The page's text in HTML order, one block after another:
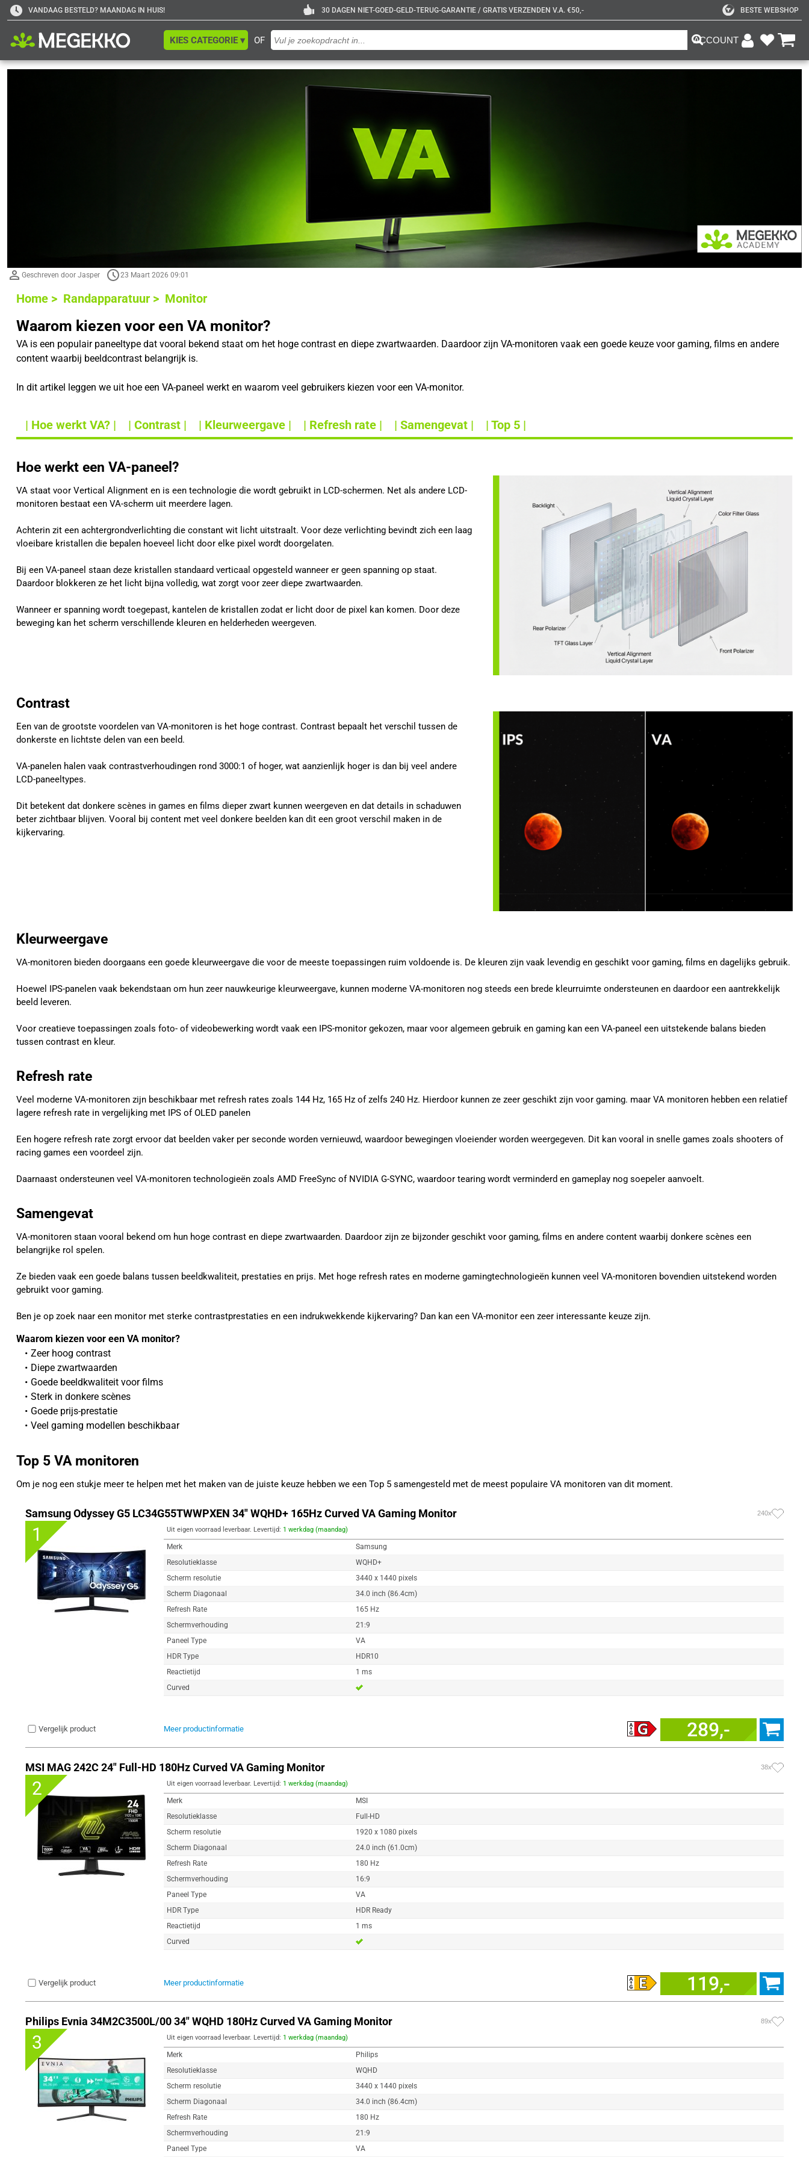
VANDAAG BESTELD? MAANDAG IN HUIS! 30 DAGEN NIET-GOED-GELD-TERUG-GARANTIE / GRATIS VERZENDEN V.A. €50,- BESTE WEBSHOP
OF
KIES CATEGORIE ▾ ACCOUNT
Geschreven door Jasper 23 Maart 2026 09:01
Home > Randapparatuur > Monitor
Waarom kiezen voor een VA monitor?
VA is een populair paneeltype dat vooral bekend staat om het hoge contrast en diepe zwartwaarden. Daardoor zijn VA-monitoren vaak een goede keuze voor gaming, films en andere
content waarbij beeldcontrast belangrijk is.
In dit artikel leggen we uit hoe een VA-paneel werkt en waarom veel gebruikers kiezen voor een VA-monitor.
| Hoe werkt VA? | | Contrast | | Kleurweergave | | Refresh rate | | Samengevat | | Top 5 |
Hoe werkt een VA-paneel?
VA staat voor Vertical Alignment en is een technologie die wordt gebruikt in LCD-schermen. Net als andere LCD-
monitoren bestaat een VA-scherm uit meerdere lagen.
Achterin zit een achtergrondverlichting die constant wit licht uitstraalt. Voor deze verlichting bevindt zich een laag
vloeibare kristallen die bepalen hoeveel licht door elke pixel wordt doorgelaten.
Bij een VA-paneel staan deze kristallen standaard verticaal opgesteld wanneer er geen spanning op staat.
Daardoor blokkeren ze het licht bijna volledig, wat zorgt voor zeer diepe zwartwaarden.
Wanneer er spanning wordt toegepast, kantelen de kristallen zodat er licht door de pixel kan komen. Door deze
beweging kan het scherm verschillende kleuren en helderheden weergeven.
Contrast
Een van de grootste voordelen van VA-monitoren is het hoge contrast. Contrast bepaalt het verschil tussen de
donkerste en lichtste delen van een beeld.
VA-panelen halen vaak contrastverhoudingen rond 3000:1 of hoger, wat aanzienlijk hoger is dan bij veel andere
LCD-paneeltypes.
Dit betekent dat donkere scènes in games en films dieper zwart kunnen weergeven en dat details in schaduwen
beter zichtbaar blijven. Vooral bij content met veel donkere beelden kan dit een groot verschil maken in de
kijkervaring.
Kleurweergave
VA-monitoren bieden doorgaans een goede kleurweergave die voor de meeste toepassingen ruim voldoende is. De kleuren zijn vaak levendig en geschikt voor gaming, films en dagelijks gebruik.
Hoewel IPS-panelen vaak bekendstaan om hun zeer nauwkeurige kleurweergave, kunnen moderne VA-monitoren nog steeds een brede kleurruimte ondersteunen en daardoor een aantrekkelijk
beeld leveren.
Voor creatieve toepassingen zoals foto- of videobewerking wordt vaak een IPS-monitor gekozen, maar voor algemeen gebruik en gaming kan een VA-paneel een uitstekende balans bieden
tussen contrast en kleur.
Refresh rate
Veel moderne VA-monitoren zijn beschikbaar met refresh rates zoals 144 Hz, 165 Hz of zelfs 240 Hz. Hierdoor kunnen ze zeer geschikt zijn voor gaming. maar VA monitoren hebben een relatief
lagere refresh rate in vergelijking met IPS of OLED panelen
Een hogere refresh rate zorgt ervoor dat beelden vaker per seconde worden vernieuwd, waardoor bewegingen vloeiender worden weergegeven. Dit kan vooral in snelle games zoals shooters of
racing games een voordeel zijn.
Daarnaast ondersteunen veel VA-monitoren technologieën zoals AMD FreeSync of NVIDIA G-SYNC, waardoor tearing wordt verminderd en gameplay nog soepeler aanvoelt.
Samengevat
VA-monitoren staan vooral bekend om hun hoge contrast en diepe zwartwaarden. Daardoor zijn ze bijzonder geschikt voor gaming, films en andere content waarbij donkere scènes een
belangrijke rol spelen.
Ze bieden vaak een goede balans tussen beeldkwaliteit, prestaties en prijs. Met hoge refresh rates en moderne gamingtechnologieën kunnen veel VA-monitoren bovendien uitstekend worden
gebruikt voor gaming.
Ben je op zoek naar een monitor met sterke contrastprestaties en een indrukwekkende kijkervaring? Dan kan een VA-monitor een zeer interessante keuze zijn.
Waarom kiezen voor een VA monitor?
Zeer hoog contrast
Diepe zwartwaarden
Goede beeldkwaliteit voor films
Sterk in donkere scènes
Goede prijs-prestatie
Veel gaming modellen beschikbaar
Top 5 VA monitoren
Om je nog een stukje meer te helpen met het maken van de juiste keuze hebben we een Top 5 samengesteld met de meest populaire VA monitoren van dit moment.
Samsung Odyssey G5 LC34G55TWWPXEN 34" WQHD+ 165Hz Curved VA Gaming Monitor 240x
1 Uit eigen voorraad leverbaar. Levertijd: 1 werkdag (maandag)
Merk
Samsung
Resolutieklasse
WQHD+
Scherm resolutie
3440 x 1440 pixels
Scherm Diagonaal
34.0 inch (86.4cm)
Refresh Rate
165 Hz
Schermverhouding
21:9
Paneel Type
VA
HDR Type
HDR10
Reactietijd
1 ms
Curved
Vergelijk product Meer productinformatie 289,-
MSI MAG 242C 24" Full-HD 180Hz Curved VA Gaming Monitor 38x
2 Uit eigen voorraad leverbaar. Levertijd: 1 werkdag (maandag)
Merk
MSI
Resolutieklasse
Full-HD
Scherm resolutie
1920 x 1080 pixels
Scherm Diagonaal
24.0 inch (61.0cm)
Refresh Rate
180 Hz
Schermverhouding
16:9
Paneel Type
VA
HDR Type
HDR Ready
Reactietijd
1 ms
Curved
Vergelijk product Meer productinformatie 119,-
Philips Evnia 34M2C3500L/00 34" WQHD 180Hz Curved VA Gaming Monitor 89x
3 Uit eigen voorraad leverbaar. Levertijd: 1 werkdag (maandag)
Merk
Philips
Resolutieklasse
WQHD
Scherm resolutie
3440 x 1440 pixels
Scherm Diagonaal
34.0 inch (86.4cm)
Refresh Rate
180 Hz
Schermverhouding
21:9
Paneel Type
VA